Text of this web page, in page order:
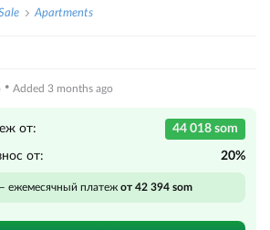
Apartments
· Added 3 months ago
от: 44 018 som
от: 20%
ежемесячный платеж от 42 394 som